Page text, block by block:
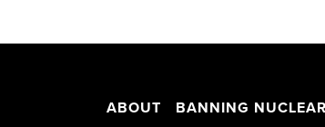
ABOUT BANNING